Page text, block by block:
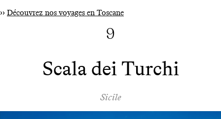
›› Découvrez nos voyages en Toscane
9
Scala dei Turchi
Sicile